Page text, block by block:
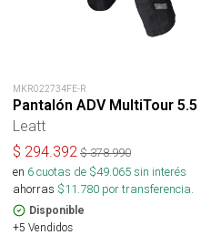
MKR022734FE-R
Pantalón ADV MultiTour 5.5
Leatt
$ 294.392 $378.990
en 6cuotas de $49.065sin interés
ahorras $11.780 por transferencia.
Disponible
+5 Vendidos